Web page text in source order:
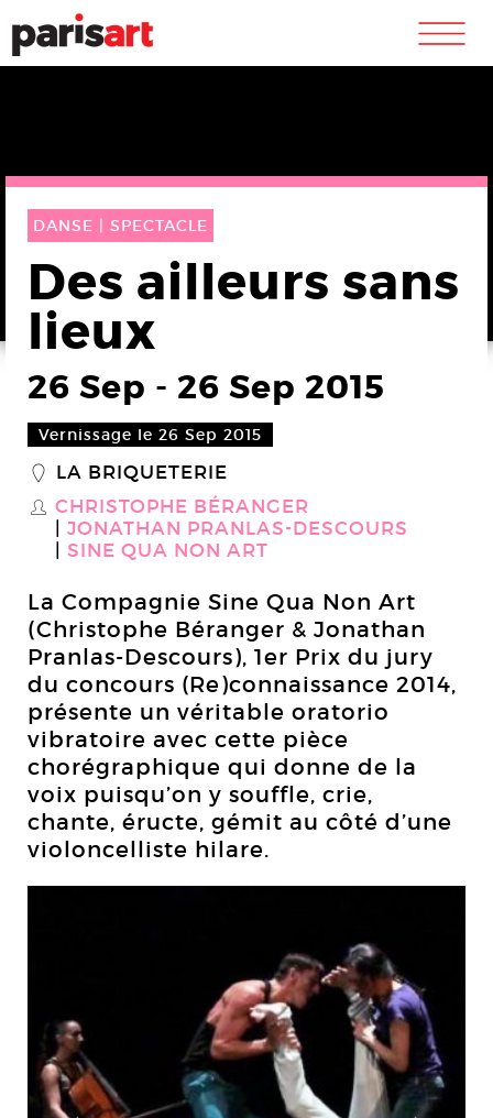
m
DANSE | SPECTACLE
Des ailleurs sans
lieux
26 Sep - 26 Sep 2015
Vernissage le 26 Sep 2015
_ LA BRIQUETERIE
S CHRISTOPHE BÉRANGER
JONATHAN PRANLAS-DESCOURS
SINE QUA NON ART
La Compagnie Sine Qua Non Art
(Christophe Béranger & Jonathan
Pranlas-Descours), 1er Prix du jury
du concours (Re)connaissance 2014,
présente un véritable oratorio
vibratoire avec cette pièce
chorégraphique qui donne de la
voix puisqu’on y souffle, crie,
chante, éructe, gémit au côté d’une
violoncelliste hilare.